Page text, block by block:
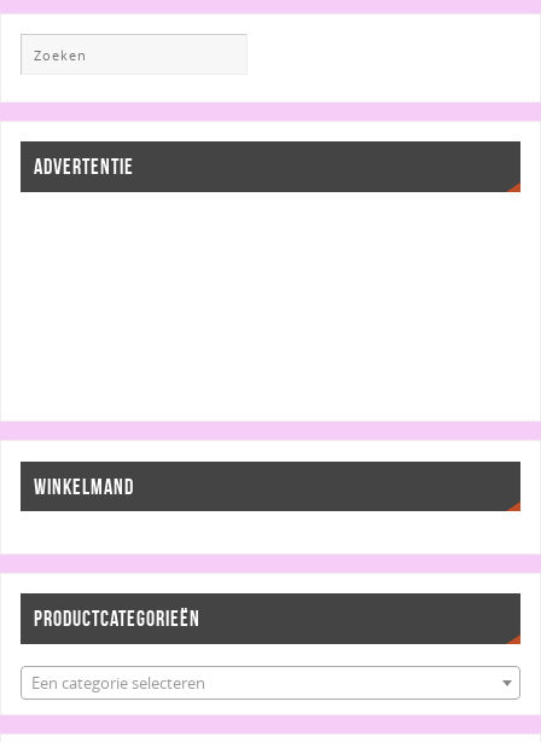
ADVERTENTIE
WINKELMAND
PRODUCTCATEGORIEËN
Een categorie selecteren